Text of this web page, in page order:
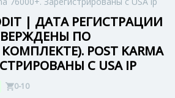
| ДАТА РЕГИСТРАЦИИ
ПО
POST KARMA
С USA IP
0-10